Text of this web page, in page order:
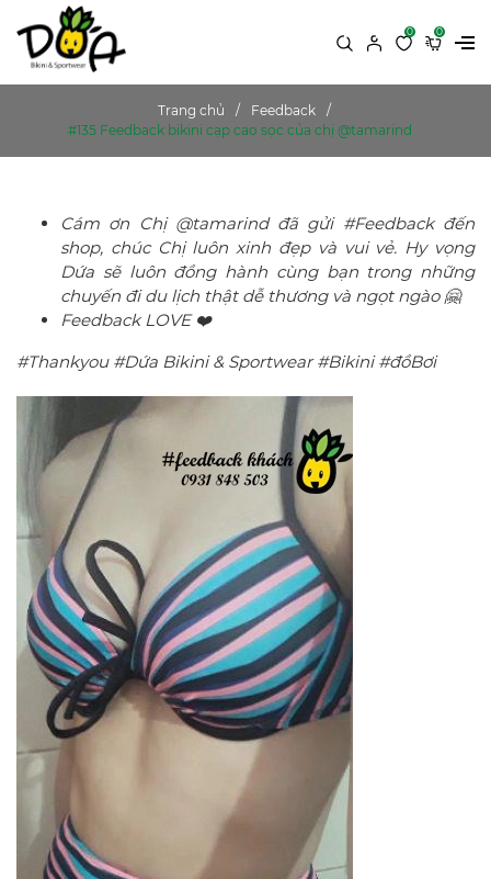
0 0
Trang chủ
Feedback
#135 Feedback bikini cạp cao sọc của chị @tamarind
Cám ơn Chị @tamarind đã gửi #Feedback đến
shop, chúc Chị luôn xinh đẹp và vui vẻ. Hy vọng
Dứa sẽ luôn đồng hành cùng bạn trong những
chuyến đi du lịch thật dễ thương và ngọt ngào 🤗
Feedback LOVE ❤️
#Thankyou #Dứa Bikini & Sportwear #Bikini #đồBơi